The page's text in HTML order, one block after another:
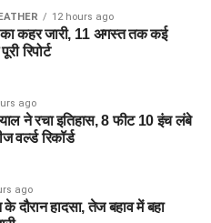
12 hours ago
का कहर जारी, 11 अगस्त तक कई
रिपोर्ट
ago
ने रचा इतिहास, 8 फीट 10 इंच लंबे
वर्ल्ड रिकॉर्ड
ago
के दौरान हादसा, तेज बहाव में बहा